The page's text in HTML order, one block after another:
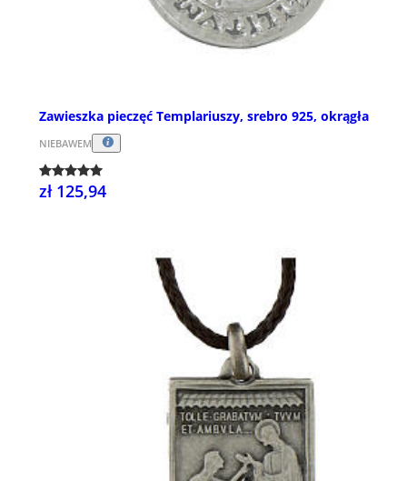
Zawieszka pieczęć Templariuszy, srebro 925, okrągła
NIEBAWEM
zł 125,94